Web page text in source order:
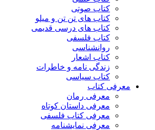
کتاب صوتی
کتاب های تن تن و میلو
کتاب های درسی قدیمی
کتاب فلسفی
روانشناسی
کتاب اشعار
زندگی نامه و خاطرات
کتاب سیاسی
معرفی کتاب
معرفی رمان
معرفی داستان کوتاه
معرفی کتاب فلسفی
معرفی نمایشنامه